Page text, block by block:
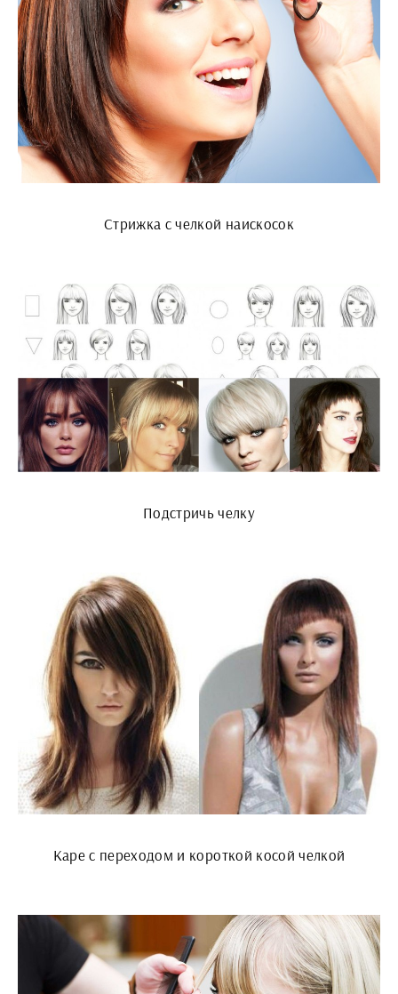
Стрижка с челкой наискосок
Подстричь челку
Каре с переходом и короткой косой челкой